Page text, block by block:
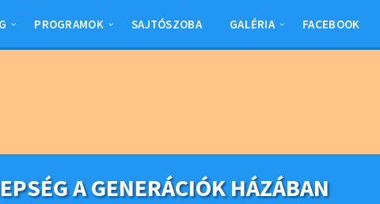
PROGRAMOK SAJTÓSZOBA GALÉRIA FACEBOOK
A GENERÁCIÓK HÁZÁBAN